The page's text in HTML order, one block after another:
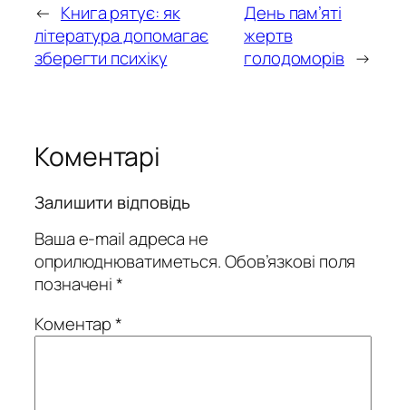
← Книга рятує: як
література допомагає
зберегти психіку
День пам’яті
жертв
голодоморів →
Коментарі
Залишити відповідь
Ваша e-mail адреса не
оприлюднюватиметься.Обов’язкові поля
позначені*
Коментар*